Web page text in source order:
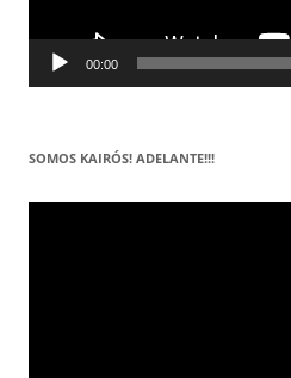
00:00
SOMOS KAIRÓS! ADELANTE!!!
Reproductor